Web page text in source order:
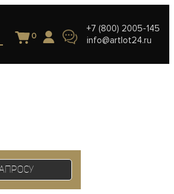
0
+7 (800) 2005-145
info@artlot24.ru